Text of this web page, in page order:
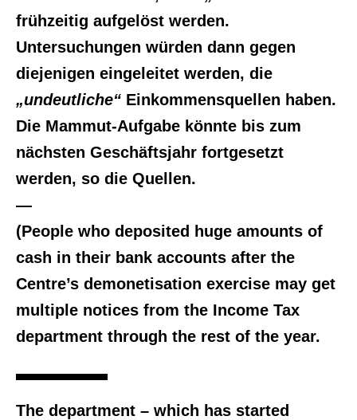
frühzeitig aufgelöst werden.
Untersuchungen würden dann gegen
diejenigen eingeleitet werden, die
„undeutliche“ Einkommensquellen haben.
Die Mammut-Aufgabe könnte bis zum
nächsten Geschäftsjahr fortgesetzt
werden, so die Quellen.
—
(People who deposited huge amounts of
cash in their bank accounts after the
Centre’s demonetisation exercise may get
multiple notices from the Income Tax
department through the rest of the year.
The department – which has started